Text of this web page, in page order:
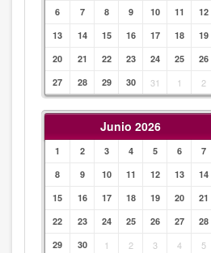
6
7 8 9 10 11
12
13
14 15 16 17 18
19
20
21 22 23 24 25
26
27
28 29 30 31 1 2
Junio 2026
1 2 3 4 5 6
7
8
9 10 11 12 13
14
15
16 17 18 19 20
21
22
23 24 25 26 27
28
29
30 1 2 3 4 5